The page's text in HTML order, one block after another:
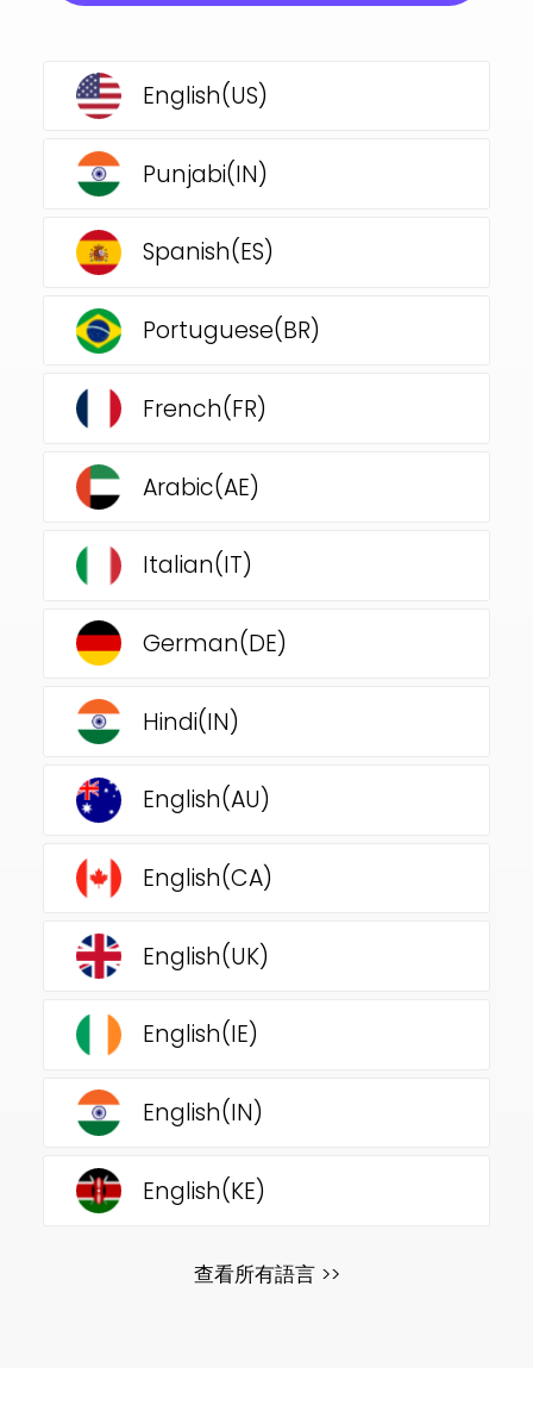
English(US)
Punjabi(IN)
Spanish(ES)
Portuguese(BR)
French(FR)
Arabic(AE)
Italian(IT)
German(DE)
Hindi(IN)
English(AU)
English(CA)
English(UK)
English(IE)
English(IN)
English(KE)
查看所有語言 >>